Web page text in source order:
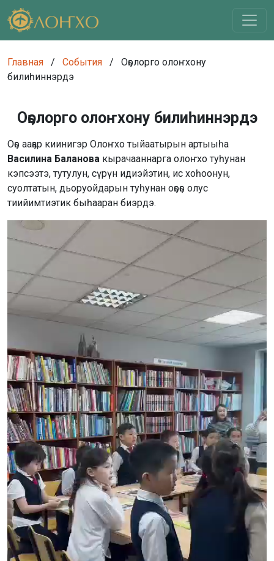
Главная / События /
Оҕолорго олоҥхону
билиһиннэрдэ
Оҕолорго олоҥхону билиһиннэрдэ
Оҕо ааҕар киинигэр Олоҥхо тыйаатырын артыыһа
Василина Баланова кырачааннарга олоҥхо туһунан
кэпсээтэ, тутулун, сүрүн идиэйэтин, ис хоһоонун,
суолтатын, дьоруойдарын туһунан оҕоҕо олус
тиийимтиэтик быһааран биэрдэ.